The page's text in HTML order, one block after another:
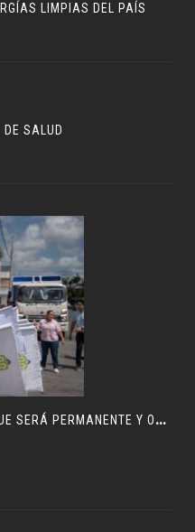
LIMPIAS DEL PAÍS
SALUD
L
A CAMPAÑA CONTRA EL DENGUE SERÁ PERMANENTE Y ORDENADA